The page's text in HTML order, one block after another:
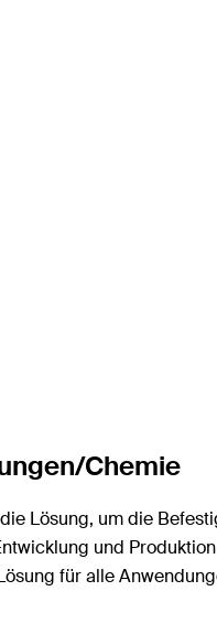
Chemie
Lösung, um die
und
für alle